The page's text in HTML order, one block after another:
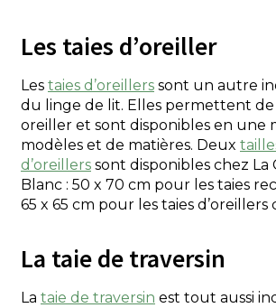
Les taies d’oreiller
Les taies d’oreillers sont un autre
du linge de lit. Elles permettent
oreiller et sont disponibles en une
modèles et de matières. Deux
d’oreillers sont disponibles chez La
Blanc : 50 x 70 cm pour les taies
65 x 65 cm pour les taies d’oreillers
La taie de traversin
La taie de traversin est tout aussi